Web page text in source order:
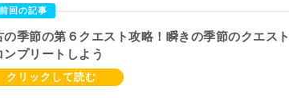
の季節の第６クエスト攻略！瞬きの季節のクエスト
ンプリートしよう